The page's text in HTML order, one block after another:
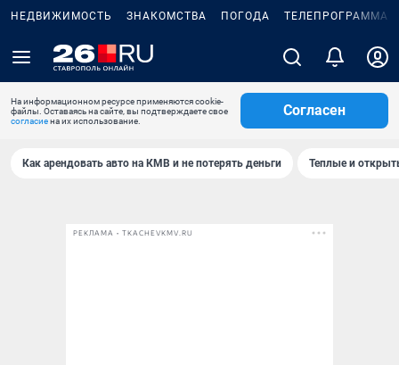
НЕДВИЖИМОСТЬ ЗНАКОМСТВА ПОГОДА ТЕЛЕПРОГРАММА
На информационном ресурсе применяются cookie-
файлы. Оставаясь на сайте, вы подтверждаете свое
согласиена их использование.
Согласен
Как арендовать авто на КМВ и не потерять деньги Теплые и
РЕКЛАМА • TKACHEVKMV.RU